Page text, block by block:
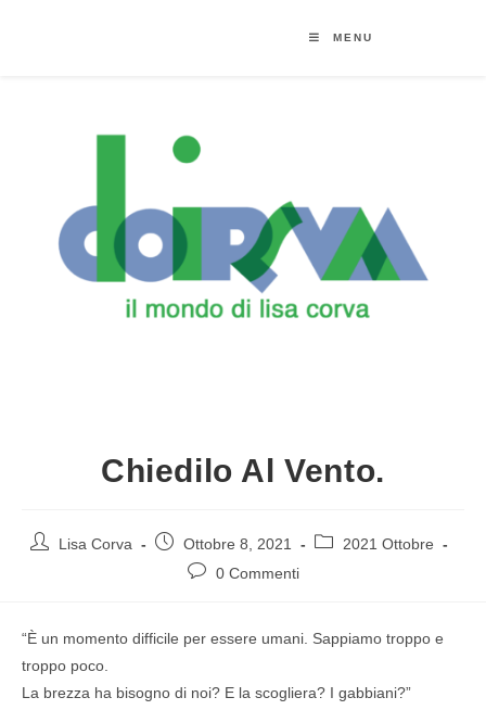
MENU
Chiedilo Al Vento.
Lisa Corva Ottobre 8, 2021
2021 Ottobre
0 Commenti
“È un momento difficile per essere umani. Sappiamo troppo e
troppo poco.
La brezza ha bisogno di noi? E la scogliera? I gabbiani?”